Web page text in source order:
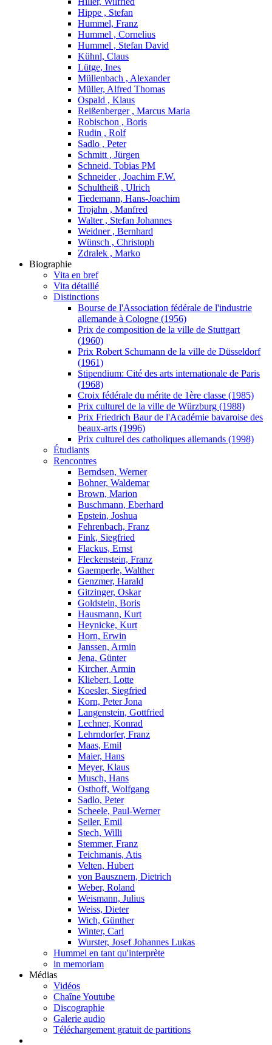
Hippe , Stefan
Hummel, Franz
Hummel , Cornelius
Hummel , Stefan David
Kühnl, Claus
Lütge, Ines
Müllenbach , Alexander
Müller, Alfred Thomas
Ospald , Klaus
Reißenberger , Marcus Maria
Robischon , Boris
Rudin , Rolf
Sadlo , Peter
Schmitt , Jürgen
Schneid, Tobias PM
Schneider , Joachim F.W.
Schultheiß , Ulrich
Tiedemann, Hans-Joachim
Trojahn , Manfred
Walter , Stefan Johannes
Weidner , Bernhard
Wünsch , Christoph
Zdralek , Marko
Biographie
Vita en bref
Vita détaillé
Distinctions
Bourse de l'Association fédérale de l'industrie
allemande à Cologne (1956)
Prix de composition de la ville de Stuttgart
(1960)
Prix Robert Schumann de la ville de Düsseldorf
(1961)
Stipendium: Cité des arts internationale de Paris
(1968)
Croix fédérale du mérite de 1ère classe (1985)
Prix culturel de la ville de Würzburg (1988)
Prix Friedrich Baur de l'Académie bavaroise des
beaux-arts (1996)
Prix culturel des catholiques allemands (1998)
Étudiants
Rencontres
Berndsen, Werner
Bohner, Waldemar
Brown, Marion
Buschmann, Eberhard
Epstein, Joshua
Fehrenbach, Franz
Fink, Siegfried
Flackus, Ernst
Fleckenstein, Franz
Gaemperle, Walther
Genzmer, Harald
Gitzinger, Oskar
Goldstein, Boris
Hausmann, Kurt
Heynicke, Kurt
Horn, Erwin
Janssen, Armin
Jena, Günter
Kircher, Armin
Kliebert, Lotte
Koesler, Siegfried
Korn, Peter Jona
Langenstein, Gottfried
Lechner, Konrad
Lehrndorfer, Franz
Maas, Emil
Maier, Hans
Meyer, Klaus
Musch, Hans
Osthoff, Wolfgang
Sadlo, Peter
Scheele, Paul-Werner
Seiler, Emil
Stech, Willi
Stemmer, Franz
Teichmanis, Atis
Velten, Hubert
von Bausznern, Dietrich
Weber, Roland
Weismann, Julius
Weiss, Dieter
Wich, Günther
Winter, Carl
Wurster, Josef Johannes Lukas
Hummel en tant qu'interprète
in memoriam
Médias
Vidéos
Chaîne Youtube
Discographie
Galerie audio
Téléchargement gratuit de partitions